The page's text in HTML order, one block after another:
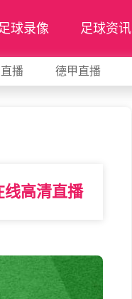
球录像 足球资讯
播 德甲直播
线高清直播